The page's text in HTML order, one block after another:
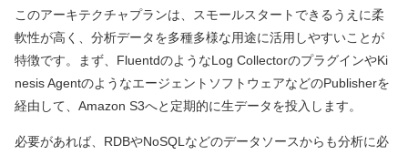
このアーキテクチャプランは、スモールスタートできるうえに柔
軟性が高く、分析データを多種多様な用途に活用しやすいことが
特徴です。まず、FluentdのようなLog CollectorのプラグインやKi
nesis AgentのようなエージェントソフトウェアなどのPublisherを
経由して、Amazon S3へと定期的に生データを投入します。
必要があれば、RDBやNoSQLなどのデータソースからも分析に必